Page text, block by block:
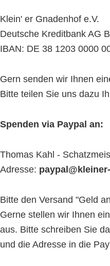
Klein' er Gnadenhof e.V.
Deutsche Kreditbank AG
IBAN: DE 38 1203 0000
Gern senden wir Ihnen
Bitte teilen Sie uns dazu
Spenden via Paypal an:
Thomas Kahl -
Adresse:
Bitte den Versand "Geld
Gerne stellen wir Ihnen
aus. Bitte schreiben Sie
und die Adresse in die